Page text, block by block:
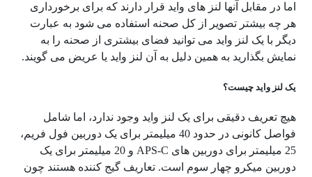
اما در مقابل آنها لنز های واید قرار دارند که برای برخورداری
هر چه بیشتر تصویر از کل صحنه استفاده می شود به عبارت
دیگر با یک لنز واید می توانید فضای بیشتری از صحنه را به
نمایش بگذارید به همین دلیل به آن لنز واید یا عریض می گویند.
یک لنز واید چیست؟
هیچ تعریف دقیقی برای یک لنز واید وجود ندارد، اما شامل
فواصل کانونی در حدود 40 میلیمتر برای یک دوربین فول فریم،
25 میلیمتر برای دوربین های
APS-C
و 20 میلیمتر برای یک
دوربین میکرو چهار سوم است. تعاریف گیج کننده هستند چون